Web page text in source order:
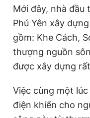
Tiện ích
Thông tin tòa soạn
Mới đây, nhà đầu
Phú Yên xây
gồm: Khe Cách,
thượng nguồn
được xây dựng
Việc cùng một
điện khiến cho